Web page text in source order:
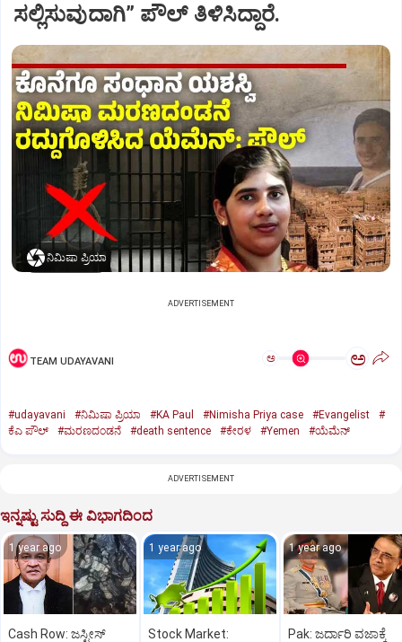
ಸಲ್ಲಿಸುವುದಾಗಿ” ಪೌಲ್‌ ತಿಳಿಸಿದ್ದಾರೆ.
ನಿಮಿಷಾ ಪ್ರಿಯಾ
ADVERTISEMENT
TEAM UDAYAVANI ಅ ಅ
#udayavani #ನಿಮಿಷಾ ಪ್ರಿಯಾ #KA Paul #Nimisha Priya case #Evangelist
#
ಕೆಎ ಪೌಲ್
#ಮರಣದಂಡನೆ #death sentence #ಕೇರಳ #Yemen #ಯೆಮೆನ್‌
ADVERTISEMENT
ಇನ್ನಷ್ಟು ಸುದ್ದಿ ಈ ವಿಭಾಗದಿಂದ
1 year ago
Cash Row: ಜಸ್ಟೀಸ್‌
1 year ago
Stock Market:
1 year ago
Pak: ಜರ್ದಾರಿ ವಜಾಕ್ಕೆ